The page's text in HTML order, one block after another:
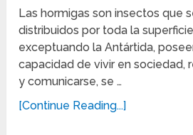
Las hormigas son insectos que
distribuidos por toda la
exceptuando la Antártida,
capacidad de vivir en sociedad,
y comunicarse, se …
[Continue Reading...]